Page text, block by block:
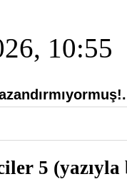
10:55
5 (yazıyla